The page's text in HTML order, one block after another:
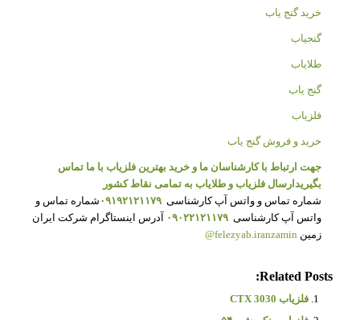
خرید گنج یاب
گنجیاب
طلایاب
گنج یاب
فلزیاب
خرید و فروش گنج یاب
جهت ارتباط با کارشناسان ما و خرید بهترین فلزیاب با ما تماس
بگیریدارسال فلزیاب و طلایاب به تمامی نقاط کشور
شماره تماس و واتس آپ کارشناسی ۰۹۱۹۲۱۲۱۱۷۹ شماره تماس و
واتس آپ کارشناسی ۰۹۰۲۲۱۲۱۱۷۹ آدرس اینستاگرام شرکت ایران
زمین felezyab.iranzamin@
Related Posts:
فلزیاب CTX 3030